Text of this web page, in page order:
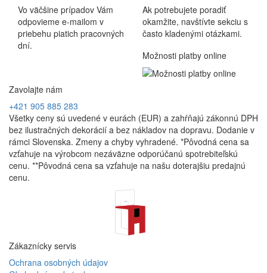
Vo väčšine prípadov Vám
odpovieme e-mailom v
priebehu piatich pracovných
dní.
Ak potrebujete poradiť
okamžite, navštívte sekciu s
často kladenými otázkami.
Možnosti platby online
Zavolajte nám
+421 905 885 283
Všetky ceny sú uvedené v eurách (EUR) a zahŕňajú zákonnú DPH
bez ilustračných dekorácií a bez nákladov na dopravu. Dodanie v
rámci Slovenska. Zmeny a chyby vyhradené. *Pôvodná cena sa
vzťahuje na výrobcom nezáväzne odporúčanú spotrebiteľskú
cenu. **Pôvodná cena sa vzťahuje na našu doterajšiu predajnú
cenu.
Zákaznícky servis
Ochrana osobných údajov